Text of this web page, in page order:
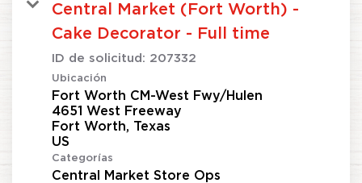
Central Market (Fort Worth) -
Cake Decorator - Full time
ID de solicitud: 207332
Ubicación
Fort Worth CM-West Fwy/Hulen
4651 West Freeway
Fort Worth, Texas
Categorías
Central Market Store Ops